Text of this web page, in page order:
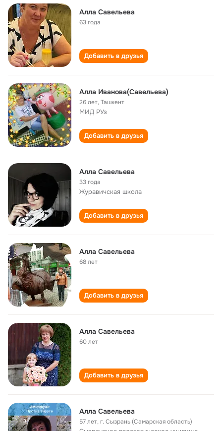
Алла Савельева
63 года
Добавить в друзья
Алла Иванова(Савельева)
26 лет,Ташкент
МИД РУз
Добавить в друзья
Алла Савельева
33 года
Журавичская школа
Добавить в друзья
Алла Савельева
68 лет
Добавить в друзья
Алла Савельева
60 лет
Добавить в друзья
Алла Савельева
57 лет,г. Сызрань (Самарская область)